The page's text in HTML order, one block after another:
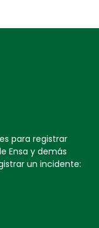
para registrar
Ensa y demás
un incidente: